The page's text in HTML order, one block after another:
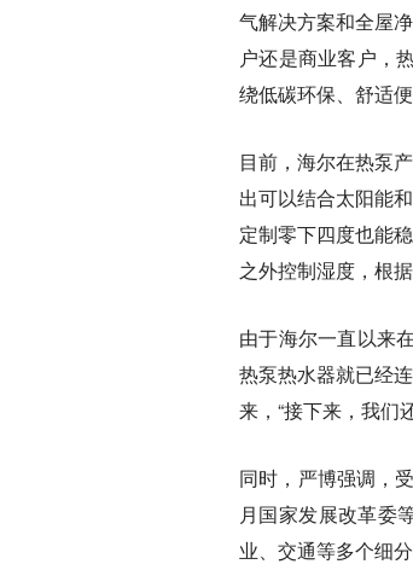
气解决方案和全屋
户还是商业客户，
绕低碳环保、舒适
目前，海尔在热泵
出可以结合太阳能
定制零下四度也能
之外控制湿度，根
由于海尔一直以来
热泵热水器就已经
来，“接下来，我们
同时，严博强调，
月国家发展改革委
业、交通等多个细